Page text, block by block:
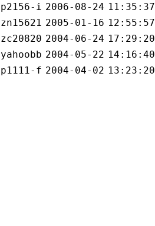
p2156-i 2006-08-24 11:35:37
zn15621 2005-01-16 12:55:57
zc20820 2004-06-24 17:29:20
yahoobb 2004-05-22 14:16:40
p1111-f 2004-04-02 13:23:20